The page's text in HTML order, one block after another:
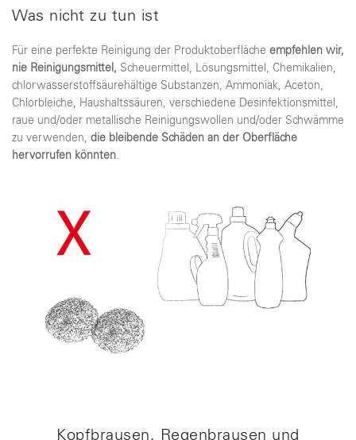
Was nicht zu tun ist
Für eine perfekte Reinigung der Produktoberfläche empfehlen wir,
nie Reinigungsmittel, Scheuermittel, Lösungsmittel, Chemikalien,
chlorwasserstoffsäurehältige Substanzen, Ammoniak, Aceton,
Chlorbleiche, Haushaltssäuren, verschiedene Desinfektionsmittel,
raue und/oder metallische Reinigungswollen und/oder Schwämme
zu verwenden, die bleibende Schäden an der Oberfläche
hervorrufen könnten.
Kopfbrausen, Regenbrausen und